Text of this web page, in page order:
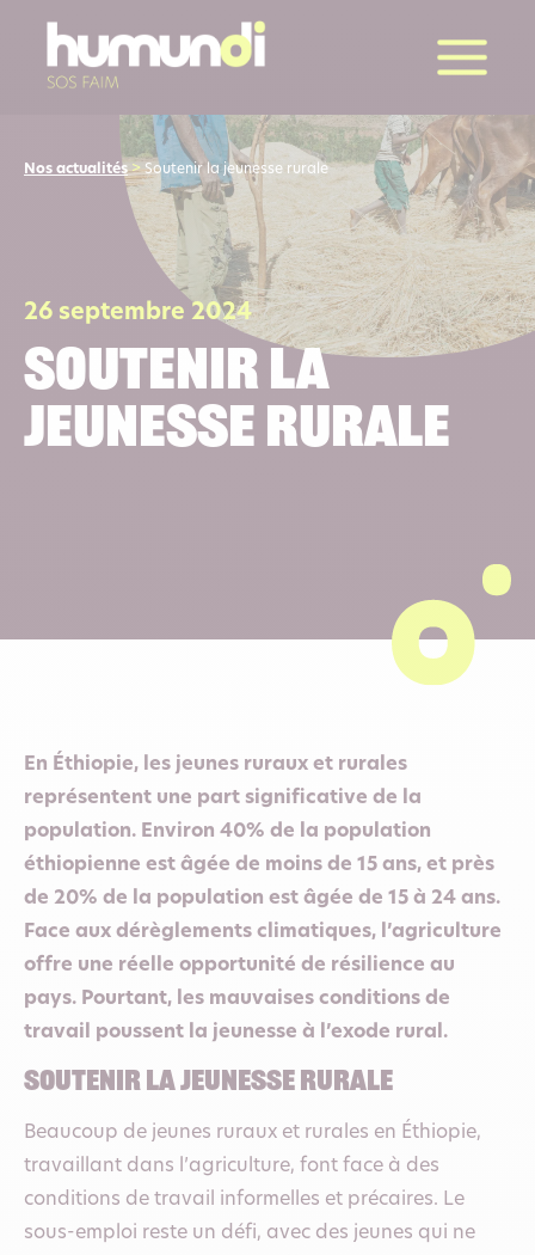
Nos actualités> Soutenir la jeunesse rurale
26 septembre 2024
Soutenir la
jeunesse rurale
En Éthiopie, les jeunes ruraux et rurales
représentent une part significative de la
population. Environ 40% de la population
éthiopienne est âgée de moins de 15 ans, et près
de 20% de la population est âgée de 15 à 24 ans.
Face aux dérèglements climatiques, l’agriculture
offre une réelle opportunité de résilience au
pays. Pourtant, les mauvaises conditions de
travail poussent la jeunesse à l’exode rural.
soutenir la jeunesse rurale
Beaucoup de jeunes ruraux et rurales en Éthiopie,
travaillant dans l’agriculture, font face à des
conditions de travail informelles et précaires. Le
sous-emploi reste un défi, avec des jeunes qui ne